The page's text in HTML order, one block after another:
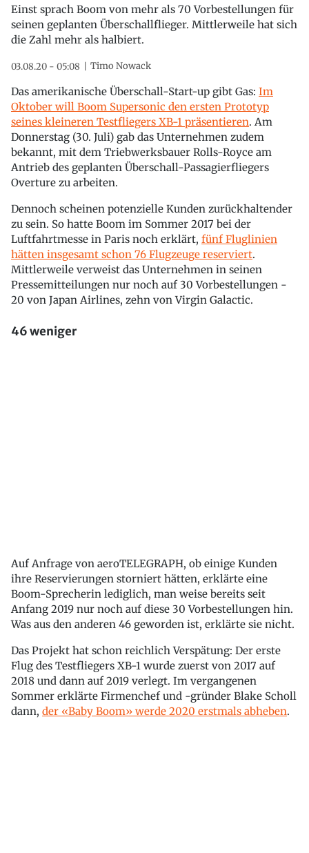
Einst sprach Boom von mehr als 70 Vorbestellungen für
seinen geplanten Überschallflieger. Mittlerweile hat sich
die Zahl mehr als halbiert.
03.08.20 - 05:08 Timo Nowack
Das amerikanische Überschall-Start-up gibt Gas: Im
Oktober will Boom Supersonic den ersten Prototyp
seines kleineren Testfliegers XB-1 präsentieren. Am
Donnerstag (30. Juli) gab das Unternehmen zudem
bekannt, mit dem Triebwerksbauer Rolls-Royce am
Antrieb des geplanten Überschall-Passagierfliegers
Overture zu arbeiten.
Dennoch scheinen potenzielle Kunden zurückhaltender
zu sein. So hatte Boom im Sommer 2017 bei der
Luftfahrtmesse in Paris noch erklärt, fünf Fluglinien
hätten insgesamt schon 76 Flugzeuge reserviert.
Mittlerweile verweist das Unternehmen in seinen
Pressemitteilungen nur noch auf 30 Vorbestellungen -
20 von Japan Airlines, zehn von Virgin Galactic.
46 weniger
Auf Anfrage von aeroTELEGRAPH, ob einige Kunden
ihre Reservierungen storniert hätten, erklärte eine
Boom-Sprecherin lediglich, man weise bereits seit
Anfang 2019 nur noch auf diese 30 Vorbestellungen hin.
Was aus den anderen 46 geworden ist, erklärte sie nicht.
Das Projekt hat schon reichlich Verspätung: Der erste
Flug des Testfliegers XB-1 wurde zuerst von 2017 auf
2018 und dann auf 2019 verlegt. Im vergangenen
Sommer erklärte Firmenchef und -gründer Blake Scholl
dann, der «Baby Boom» werde 2020 erstmals abheben.